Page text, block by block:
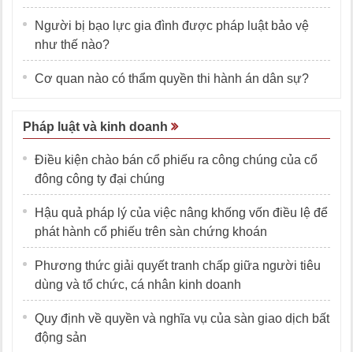
Người bị bạo lực gia đình được pháp luật bảo vệ
như thế nào?
Cơ quan nào có thẩm quyền thi hành án dân sự?
Pháp luật và kinh doanh
Điều kiện chào bán cổ phiếu ra công chúng của cổ
đông công ty đại chúng
Hậu quả pháp lý của việc nâng khống vốn điều lệ để
phát hành cổ phiếu trên sàn chứng khoán
Phương thức giải quyết tranh chấp giữa người tiêu
dùng và tổ chức, cá nhân kinh doanh
Quy định về quyền và nghĩa vụ của sàn giao dịch bất
động sản